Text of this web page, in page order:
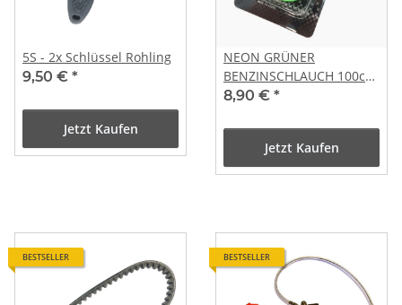
5S - 2x Schlüssel Rohling
9,50 € *
Jetzt Kaufen
NEON GRÜNER
BENZINSCHLAUCH 100cm
mit BENZINFILTER im SET
8,90 € *
Jetzt Kaufen
BESTSELLER BESTSELLER